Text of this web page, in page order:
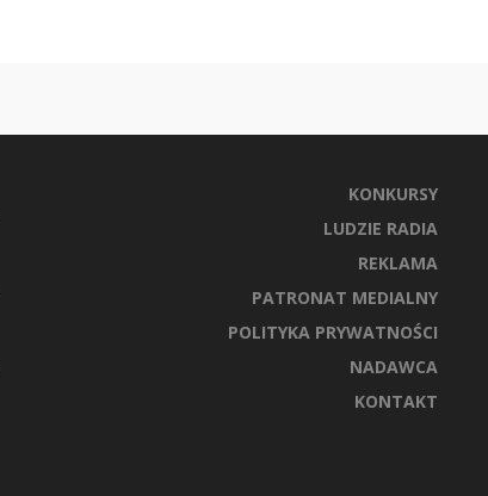
KONKURSY
LUDZIE RADIA
REKLAMA
PATRONAT MEDIALNY
POLITYKA PRYWATNOŚCI
NADAWCA
KONTAKT